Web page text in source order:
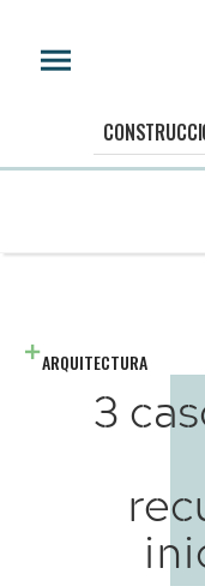
ARQUITECTURA
3